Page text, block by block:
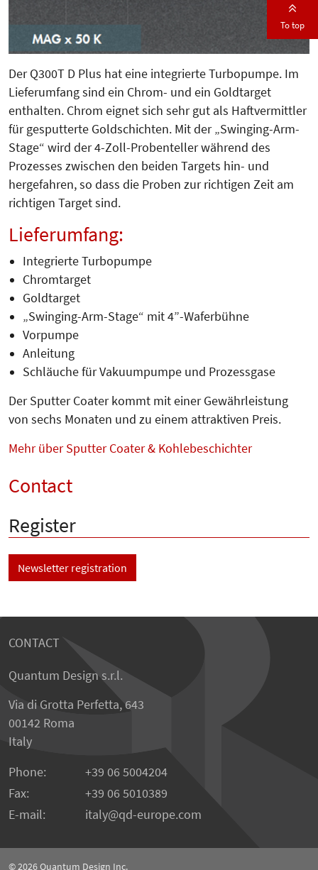
Der Q300T D Plus hat eine integrierte Turbopumpe. Im
Lieferumfang sind ein Chrom- und ein Goldtarget
enthalten. Chrom eignet sich sehr gut als Haftvermittler
für gesputterte Goldschichten. Mit der „Swinging-Arm-
Stage“ wird der 4-Zoll-Probenteller während des
Prozesses zwischen den beiden Targets hin- und
hergefahren, so dass die Proben zur richtigen Zeit am
richtigen Target sind.
Lieferumfang:
Integrierte Turbopumpe
Chromtarget
Goldtarget
„Swinging-Arm-Stage“ mit 4”-Waferbühne
Vorpumpe
Anleitung
Schläuche für Vakuumpumpe und Prozessgase
Der Sputter Coater kommt mit einer Gewährleistung
von sechs Monaten und zu einem attraktiven Preis.
Mehr über Sputter Coater & Kohlebeschichter
Contact
Register
Newsletter registration
CONTACT
Quantum Design s.r.l.
Via di Grotta Perfetta, 643
00142 Roma
Italy
Phone:
+39 06 5004204
Fax:
+39 06 5010389
E-mail:
italy@qd-europe.com
© 2026Quantum Design Inc.
To top